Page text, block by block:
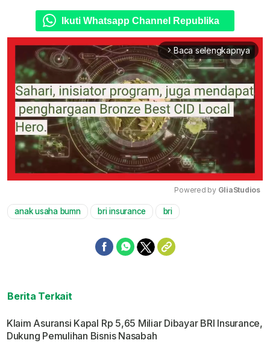
Ikuti Whatsapp Channel Republika
arrow_forward_ios Baca selengkapnya
Powered by GliaStudios
anak usaha bumn bri insurance bri
Berita Terkait
Klaim Asuransi Kapal Rp 5,65 Miliar Dibayar BRI Insurance,
Dukung Pemulihan Bisnis Nasabah